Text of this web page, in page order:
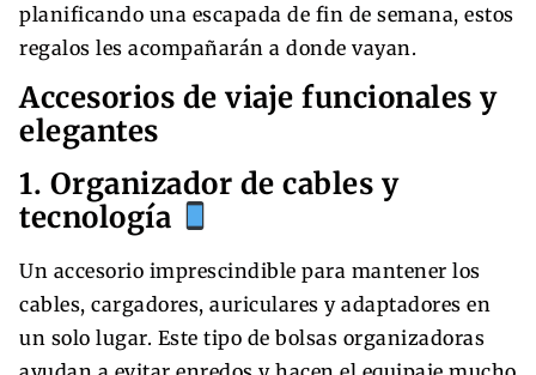
planificando una escapada de fin de semana, estos
regalos les acompañarán a donde vayan.
Accesorios de viaje funcionales y
elegantes
1. Organizador de cables y
tecnología
Un accesorio imprescindible para mantener los
cables, cargadores, auriculares y adaptadores en
un solo lugar. Este tipo de bolsas organizadoras